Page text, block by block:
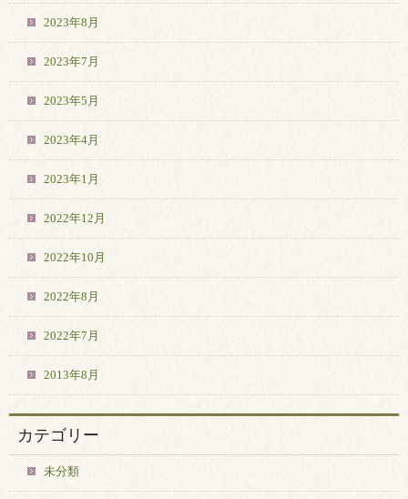
2023年8月
2023年7月
2023年5月
2023年4月
2023年1月
2022年12月
2022年10月
2022年8月
2022年7月
2013年8月
カテゴリー
未分類